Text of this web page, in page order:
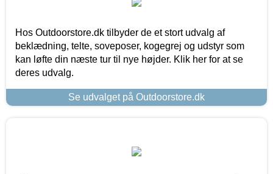
Hos Outdoorstore.dk tilbyder de et stort udvalg af
beklædning, telte, soveposer, kogegrej og udstyr som
kan løfte din næste tur til nye højder. Klik her for at se
deres udvalg.
Se udvalget på Outdoorstore.dk